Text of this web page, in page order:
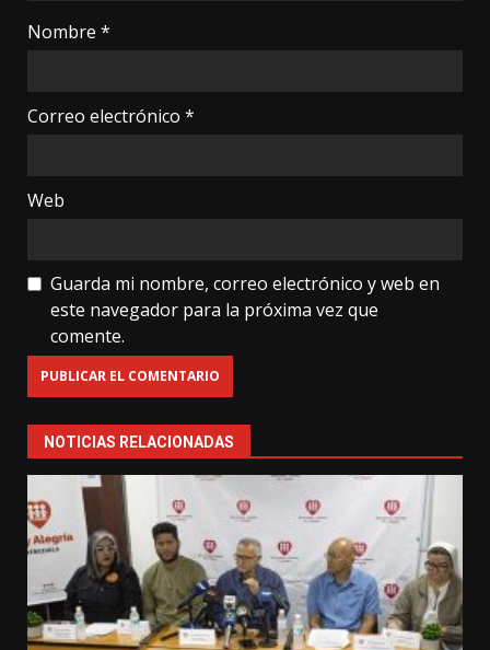
Nombre *
Correo electrónico *
Web
Guarda mi nombre, correo electrónico y web en
este navegador para la próxima vez que
comente.
NOTICIAS RELACIONADAS